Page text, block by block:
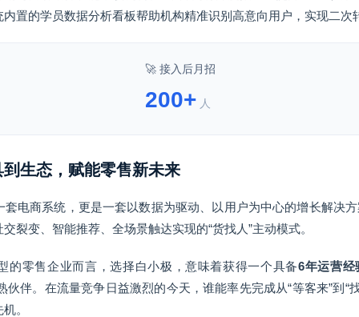
内置的学员数据分析看板帮助机构精准识别高意向用户，实现二次
🚀 接入后月招
200+人
生态，赋能零售新未来
电商系统，更是一套以数据为驱动、以用户为中心的增长解决方
裂变、智能推荐、全场景触达实现的“货找人”主动模式。
的零售企业而言，选择白小极，意味着获得一个具备6年运营经
伙伴。在流量竞争日益激烈的今天，谁能率先完成从“等客来”到“
。